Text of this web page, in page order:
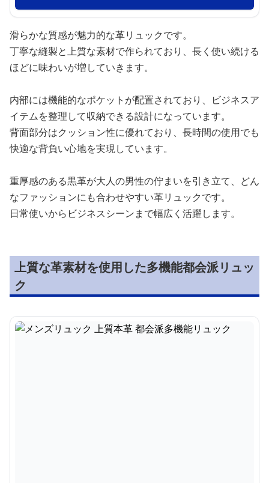
滑らかな質感が魅力的な革リュックです。
丁寧な縫製と上質な素材で作られており、長く使い続ける
ほどに味わいが増していきます。
内部には機能的なポケットが配置されており、ビジネスア
イテムを整理して収納できる設計になっています。
背面部分はクッション性に優れており、長時間の使用でも
快適な背負い心地を実現しています。
重厚感のある黒革が大人の男性の佇まいを引き立て、どん
なファッションにも合わせやすい革リュックです。
日常使いからビジネスシーンまで幅広く活躍します。
上質な革素材を使用した多機能都会派リュッ
ク